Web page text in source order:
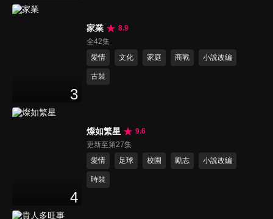
3
家業
8.9
全42集
愛情
文化 家庭 商戰 小說改編
古裝
4
燦如繁星
9.6
更新至第27集
愛情
足球 校園 勵志 小說改編
時裝